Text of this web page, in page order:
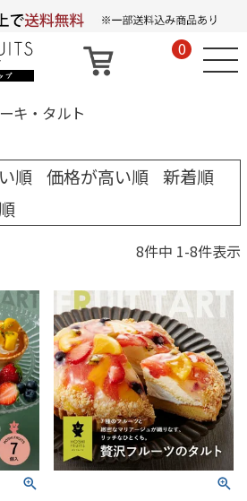
0
キ・タルト
順 価格が高い順
新着順
8件中 1-8件表示